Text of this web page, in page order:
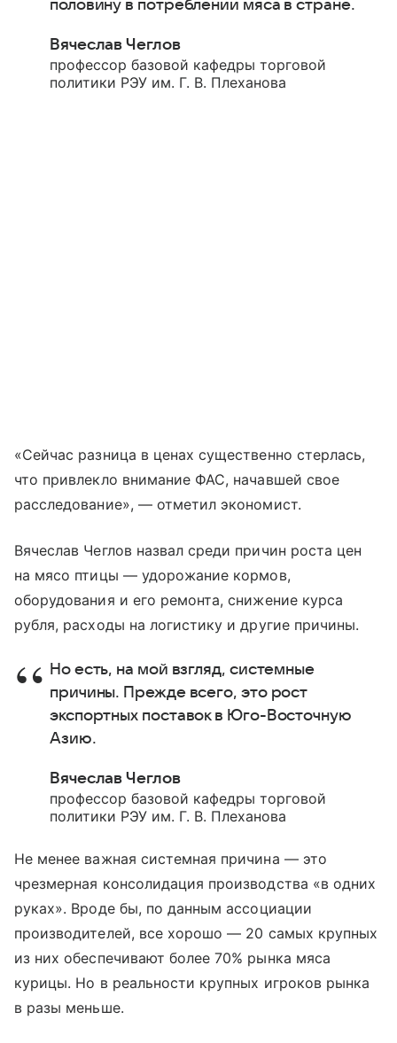
половину в потреблении мяса в стране.
Вячеслав Чеглов
профессор базовой кафедры торговой
политики РЭУ им. Г. В. Плеханова
«Сейчас разница в ценах существенно стерлась,
что привлекло внимание ФАС, начавшей свое
расследование», — отметил экономист.
Вячеслав Чеглов назвал среди причин роста цен
на мясо птицы — удорожание кормов,
оборудования и его ремонта, снижение курса
рубля, расходы на логистику и другие причины.
Но есть, на мой взгляд, системные
причины. Прежде всего, это рост
экспортных поставок в Юго-Восточную
Азию.
Вячеслав Чеглов
профессор базовой кафедры торговой
политики РЭУ им. Г. В. Плеханова
Не менее важная системная причина — это
чрезмерная консолидация производства «в одних
руках». Вроде бы, по данным ассоциации
производителей, все хорошо — 20 самых крупных
из них обеспечивают более 70% рынка мяса
курицы. Но в реальности крупных игроков рынка
в разы меньше.